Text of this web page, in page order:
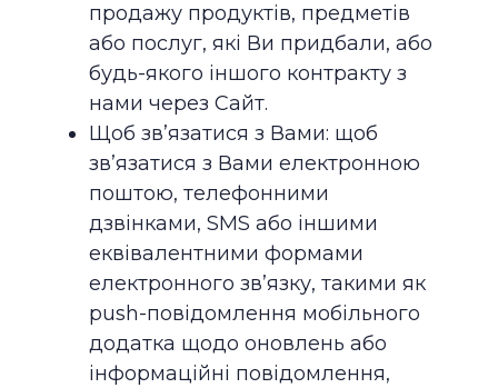
продажу продуктів, предметів
або послуг, які Ви придбали, або
будь-якого іншого контракту з
нами через Сайт.
Щоб зв’язатися з Вами: щоб
зв’язатися з Вами електронною
поштою, телефонними
дзвінками, SMS або іншими
еквівалентними формами
електронного зв’язку, такими як
push-повідомлення мобільного
додатка щодо оновлень або
інформаційні повідомлення,